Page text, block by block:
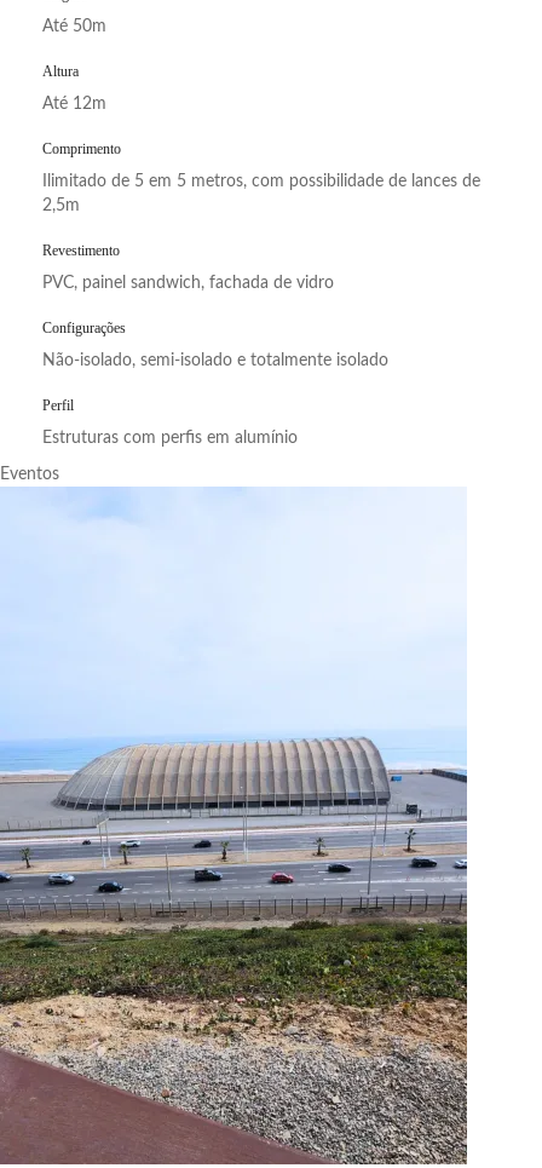
Até 50m
Altura
Até 12m
Comprimento
Ilimitado de 5 em 5 metros, com possibilidade de lances de
2,5m
Revestimento
PVC, painel sandwich, fachada de vidro
Configurações
Não-isolado, semi-isolado e totalmente isolado
Perfil
Estruturas com perfis em alumínio
Eventos